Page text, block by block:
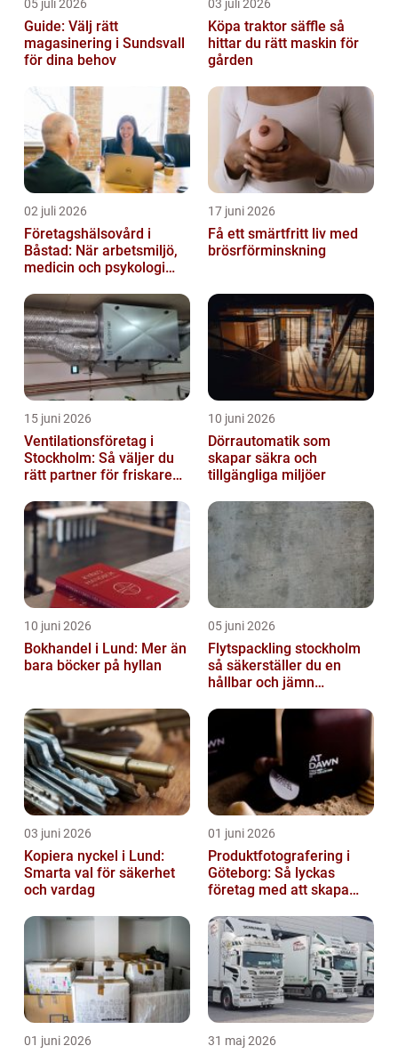
05 juli 2026
Guide: Välj rätt
magasinering i Sundsvall
för dina behov
03 juli 2026
Köpa traktor säffle så
hittar du rätt maskin för
gården
02 juli 2026
Företagshälsovård i
Båstad: När arbetsmiljö,
medicin och psykologi
17 juni 2026
Få ett smärtfritt liv med
brösrförminskning
15 juni 2026
Ventilationsföretag i
Stockholm: Så väljer du
rätt partner för friskare
10 juni 2026
Dörrautomatik som
skapar säkra och
tillgängliga miljöer
10 juni 2026
Bokhandel i Lund: Mer än
bara böcker på hyllan
05 juni 2026
Flytspackling stockholm
så säkerställer du en
hållbar och jämn
03 juni 2026
Kopiera nyckel i Lund:
Smarta val för säkerhet
och vardag
01 juni 2026
Produktfotografering i
Göteborg: Så lyckas
företag med att skapa
01 juni 2026 31 maj 2026